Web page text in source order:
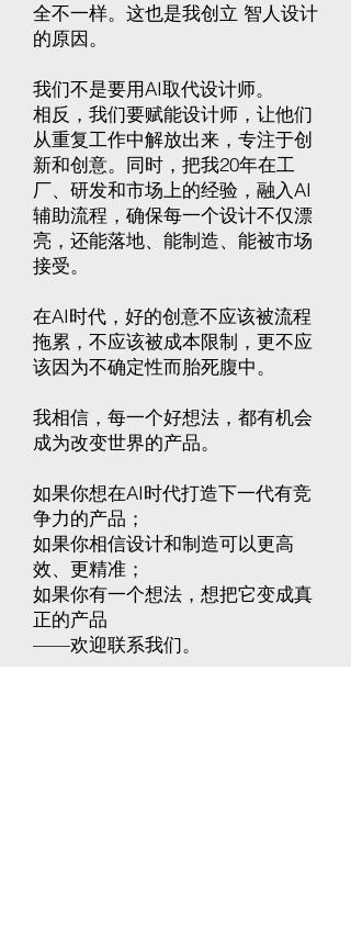
全不一样。这也是我创立 智人设计
的原因。​
我们不是要用AI取代设计师。
相反，我们要赋能设计师，让他们
从重复工作中解放出来，专注于创
新和创意。同时，把我20年在工
厂、研发和市场上的经验，融入AI
辅助流程，确保每一个设计不仅漂
亮，还能落地、能制造、能被市场
接受。​​
在AI时代，好的创意不应该被流程
拖累，不应该被成本限制，更不应
该因为不确定性而胎死腹中。
我相信，每一个好想法，都有机会
成为改变世界的产品。
如果你想在AI时代打造下一代有竞
争力的产品；
如果你相信设计和制造可以更高
效、更精准；
如果你有一个想法，想把它变成真
正的产品
——欢迎联系我们。